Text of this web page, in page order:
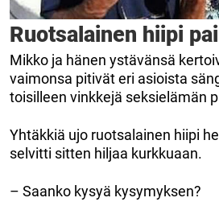
Ruotsalainen hiipi
Mikko ja hänen ystävänsä
vaimonsa pitivät eri asioista
toisilleen vinkkejä seksielämän
Yhtäkkiä ujo ruotsalainen hiipi
selvitti sitten hiljaa kurkkuaan.
– Saanko kysyä kysymyksen?